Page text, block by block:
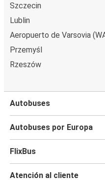
Szczecin
Lublin
Aeropuerto de Varsovia
Przemyśl
Rzeszów
Autobuses
Autobuses por Europa
FlixBus
Atención al cliente